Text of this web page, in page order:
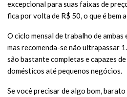
excepcional para suas faixas de
fica por volta de R$ 50, o que é bem
O ciclo mensal de trabalho de ambas
mas recomenda-se não ultrapassar
são bastante completas e capazes
domésticos até pequenos negócios.
Se você precisar de algo bom,